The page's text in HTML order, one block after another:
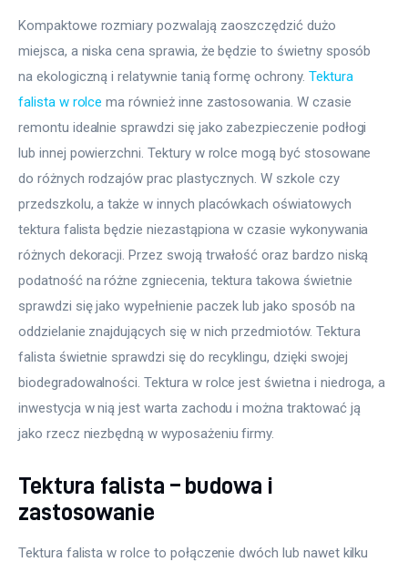
Kompaktowe rozmiary pozwalają zaoszczędzić dużo
miejsca, a niska cena sprawia, że będzie to świetny sposób
na ekologiczną i relatywnie tanią formę ochrony. Tektura
falista w rolce ma również inne zastosowania. W czasie
remontu idealnie sprawdzi się jako zabezpieczenie podłogi
lub innej powierzchni. Tektury w rolce mogą być stosowane
do różnych rodzajów prac plastycznych. W szkole czy
przedszkolu, a także w innych placówkach oświatowych
tektura falista będzie niezastąpiona w czasie wykonywania
różnych dekoracji. Przez swoją trwałość oraz bardzo niską
podatność na różne zgniecenia, tektura takowa świetnie
sprawdzi się jako wypełnienie paczek lub jako sposób na
oddzielanie znajdujących się w nich przedmiotów. Tektura
falista świetnie sprawdzi się do recyklingu, dzięki swojej
biodegradowalności. Tektura w rolce jest świetna i niedroga, a
inwestycja w nią jest warta zachodu i można traktować ją
jako rzecz niezbędną w wyposażeniu firmy.
Tektura falista – budowa i
zastosowanie
Tektura falista w rolce to połączenie dwóch lub nawet kilku